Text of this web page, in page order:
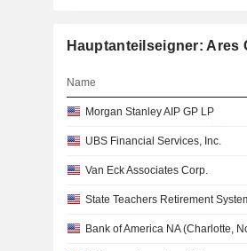
Hauptanteilseigner: Ares
Name
Morgan Stanley AIP GP LP
UBS Financial Services, Inc.
Van Eck Associates Corp.
State Teachers Retirement
Bank of America NA (Charlotte,